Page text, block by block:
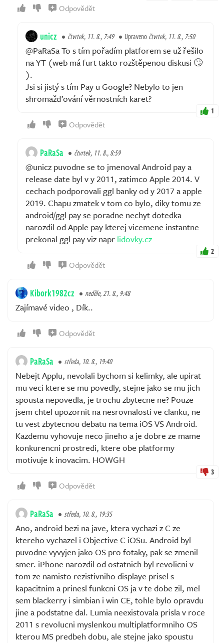
Odpovědět
unicz čtvrtek, 11. 8., 7:49 Upravenočtvrtek, 11. 8., 7:50
@PaRaSa To s tím pořadím platforem se už řešilo
na YT (web má furt takto rozštěpenou diskusi 🙄
).
Jsi si jistý s tím Pay u Google? Nebylo to jen
shromažďování věrnostních karet?
1
Odpovědět
PaRaSa čtvrtek, 11. 8., 8:59
@unicz puvodne se to jmenoval Android pay a
release date byl v y 2011, zatimco Apple 2014. V
cechach podporovali ggl banky od y 2017 a apple
2019. Chapu zmatek v tom co bylo, diky tomu ze
android/ggl pay se poradne nechyt dotedka
narozdil od Apple pay kterej vicemene instantne
prekonal ggl pay viz napr lidovky.cz
2
Odpovědět
Kibork1982cz neděle, 21. 8., 9:48
Zajímavé video , Dík..
Odpovědět
PaRaSa středa, 10. 8., 19:40
Nebejt Applu, nevolali bychom si kelimky, ale upirat
mu veci ktere se mu povedly, stejne jako se mu jich
spousta nepovedla, je trochu zbytecne ne? Pouze
jsem chtel upozornit na nesrovnalosti ve clanku, ne
tu vest zbytecnou debatu na tema iOS VS Android.
Kazdemu vyhovuje neco jineho a je dobre ze mame
konkurencni prostredi, ktere obe platformy
motivuje k inovacim. HOWGH
3
Odpovědět
PaRaSa středa, 10. 8., 19:35
Ano, android bezi na jave, ktera vychazi z C ze
ktereho vychazel i Objective C iOSu. Android byl
puvodne vyvyjen jako OS pro fotaky, pak se zmenil
smer. iPhone narozdil od ostatnich byl revolicni v
tom ze namisto rezistivniho displaye prisel s
kapacitnim a prinesl funkcni OS ja v te dobe zil, mel
sem blackerry i simbian i win CE, tohle bylo opravdu
jine a podstatne dal. Lumia neexistovala prisla v roce
2011 s revolucni myslenkou multiplatformniho OS
kterou MS predbeh dobu, ale stejne jako spoustu